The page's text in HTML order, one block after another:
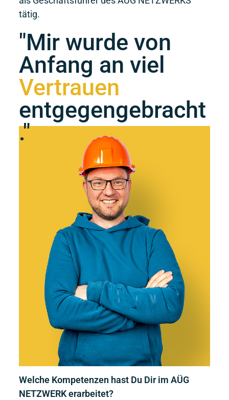
"Mir wurde von
Anfang an viel
Vertrauen
entgegengebracht
."
Welche Kompetenzen hast Du Dir im AÜG
NETZWERK erarbeitet?
tätig.